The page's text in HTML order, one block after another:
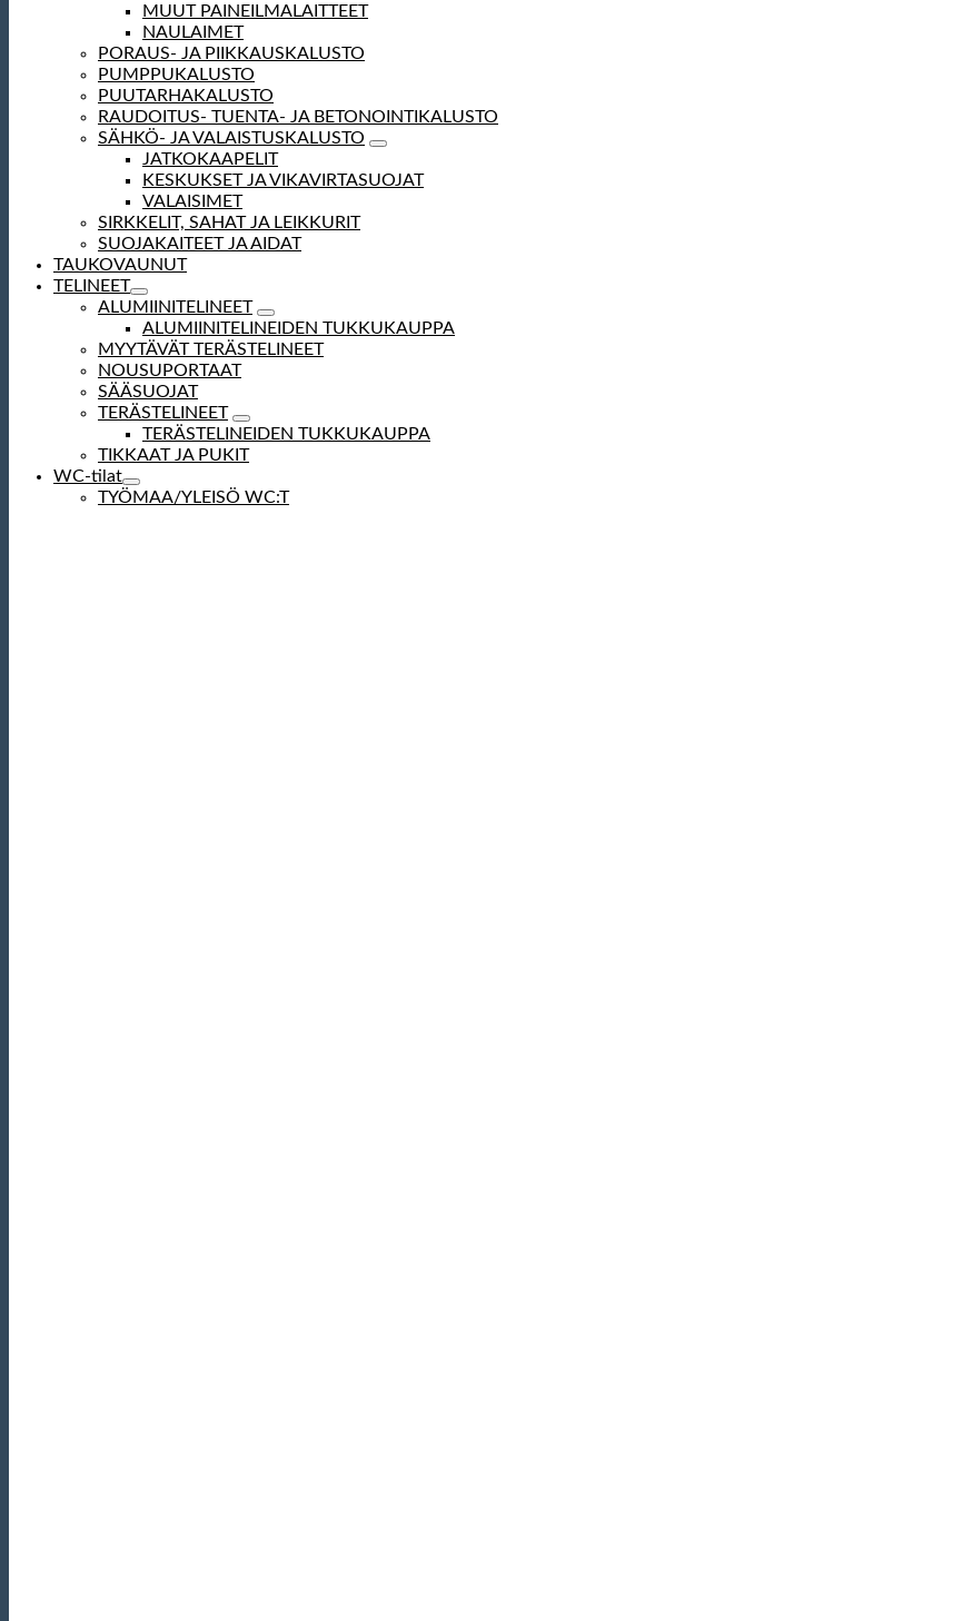
MUUT PAINEILMALAITTEET
NAULAIMET
PORAUS- JA PIIKKAUSKALUSTO
PUMPPUKALUSTO
PUUTARHAKALUSTO
RAUDOITUS- TUENTA- JA BETONOINTIKALUSTO
SÄHKÖ- JA VALAISTUSKALUSTO
JATKOKAAPELIT
KESKUKSET JA VIKAVIRTASUOJAT
VALAISIMET
SIRKKELIT, SAHAT JA LEIKKURIT
SUOJAKAITEET JA AIDAT
TAUKOVAUNUT
TELINEET
ALUMIINITELINEET
ALUMIINITELINEIDEN TUKKUKAUPPA
MYYTÄVÄT TERÄSTELINEET
NOUSUPORTAAT
SÄÄSUOJAT
TERÄSTELINEET
TERÄSTELINEIDEN TUKKUKAUPPA
TIKKAAT JA PUKIT
WC-tilat
TYÖMAA/YLEISÖ WC:T